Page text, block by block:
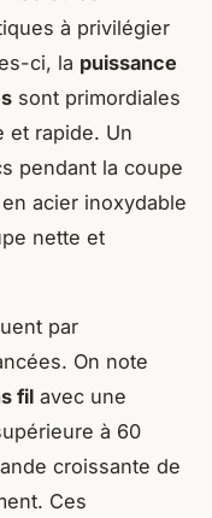
à privilégier
ci, la puissance
sont primordiales
et rapide. Un
pendant la coupe
acier inoxydable
nette et
par
On note
fil avec une
à 60
croissante de
Ces